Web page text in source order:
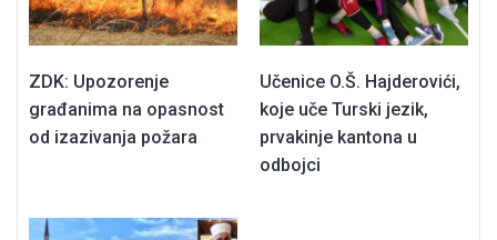
ZDK: Upozorenje
građanima na opasnost
od izazivanja požara
Učenice O.Š. Hajderovići,
koje uče Turski jezik,
prvakinje kantona u
odbojci